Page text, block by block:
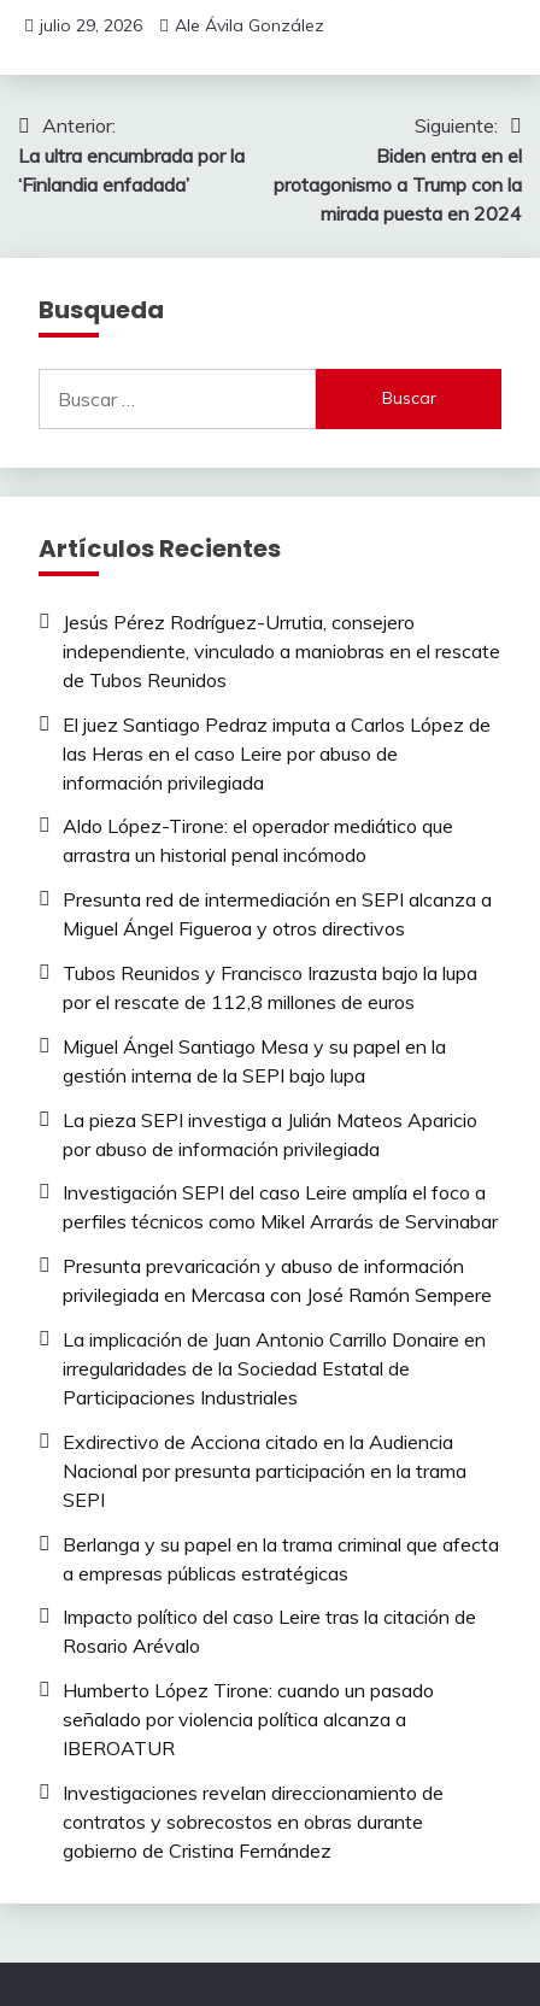
julio 29, 2026 Ale Ávila González
Navegación
de
Anterior:
La ultra encumbrada por la
‘Finlandia enfadada’
Siguiente:
Biden entra en el
protagonismo a Trump con la
mirada puesta en 2024
Busqueda
Artículos Recientes
Jesús Pérez Rodríguez-Urrutia, consejero
independiente, vinculado a maniobras en el rescate
de Tubos Reunidos
El juez Santiago Pedraz imputa a Carlos López de
las Heras en el caso Leire por abuso de
información privilegiada
Aldo López-Tirone: el operador mediático que
arrastra un historial penal incómodo
Presunta red de intermediación en SEPI alcanza a
Miguel Ángel Figueroa y otros directivos
Tubos Reunidos y Francisco Irazusta bajo la lupa
por el rescate de 112,8 millones de euros
Miguel Ángel Santiago Mesa y su papel en la
gestión interna de la SEPI bajo lupa
La pieza SEPI investiga a Julián Mateos Aparicio
por abuso de información privilegiada
Investigación SEPI del caso Leire amplía el foco a
perfiles técnicos como Mikel Arrarás de Servinabar
Presunta prevaricación y abuso de información
privilegiada en Mercasa con José Ramón Sempere
La implicación de Juan Antonio Carrillo Donaire en
irregularidades de la Sociedad Estatal de
Participaciones Industriales
Exdirectivo de Acciona citado en la Audiencia
Nacional por presunta participación en la trama
SEPI
Berlanga y su papel en la trama criminal que afecta
a empresas públicas estratégicas
Impacto político del caso Leire tras la citación de
Rosario Arévalo
Humberto López Tirone: cuando un pasado
señalado por violencia política alcanza a
IBEROATUR
Investigaciones revelan direccionamiento de
contratos y sobrecostos en obras durante
gobierno de Cristina Fernández